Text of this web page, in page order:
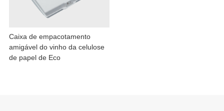
Caixa de empacotamento
amigável do vinho da celulose
de papel de Eco